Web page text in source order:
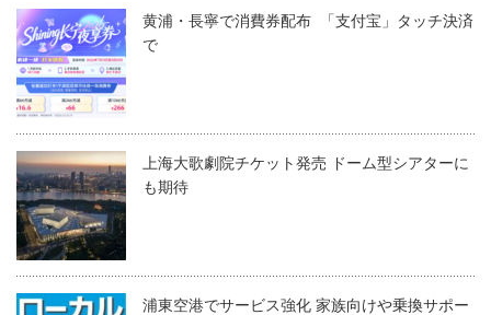
黄浦・長寧で消費券配布 「支付宝」タッチ決済
で
上海大歌劇院チケット発売 ドーム型シアターに
も期待
浦東空港でサービス強化 家族向けや乗換サポー